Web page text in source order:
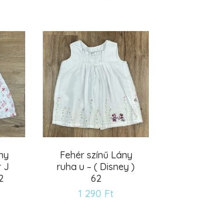
J
Fehér színű Lány
ruha u – ( Disney )
62
1 290 Ft